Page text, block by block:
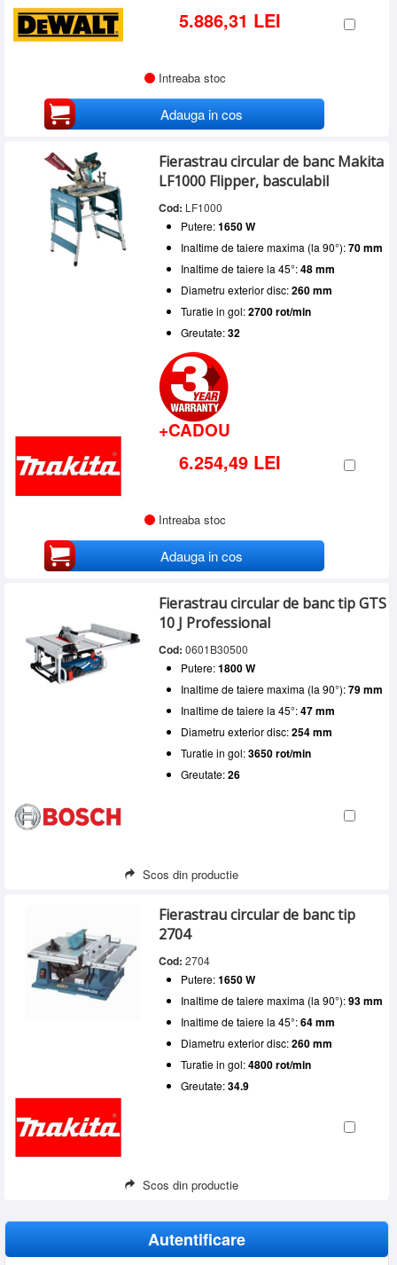
5.886,31 LEI
Intreaba stoc
Adauga in cos
Fierastrau circular de banc Makita
LF1000 Flipper, basculabil
Cod: LF1000
Putere:1650 W
Inaltime de taiere maxima (la 90°):70 mm
Inaltime de taiere la 45°:48 mm
Diametru exterior disc:260 mm
Turatie in gol:2700 rot/min
Greutate:32
+CADOU
6.254,49 LEI
Intreaba stoc
Adauga in cos
Fierastrau circular de banc tip GTS
10 J Professional
Cod: 0601B30500
Putere:1800 W
Inaltime de taiere maxima (la 90°):79 mm
Inaltime de taiere la 45°:47 mm
Diametru exterior disc:254 mm
Turatie in gol:3650 rot/min
Greutate:26
Scos din productie
Fierastrau circular de banc tip
2704
Cod: 2704
Putere:1650 W
Inaltime de taiere maxima (la 90°):93 mm
Inaltime de taiere la 45°:64 mm
Diametru exterior disc:260 mm
Turatie in gol:4800 rot/min
Greutate:34.9
Scos din productie
Autentificare